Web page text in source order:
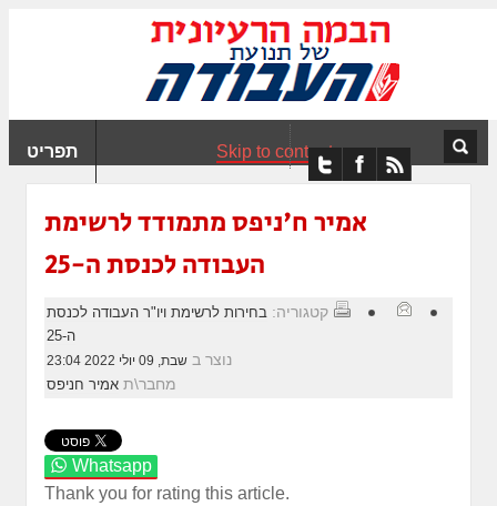
תפריט Skip to content
אמיר ח'ניפס מתמודד לרשימת
העבודה לכנסת ה-25
קטגוריה: בחירות לרשימת ויו"ר העבודה לכנסת
ה-25
נוצר ב שבת, 09 יולי 2022 23:04
מחבר\ת אמיר חניפס
Whatsapp
Thank you for rating this article.